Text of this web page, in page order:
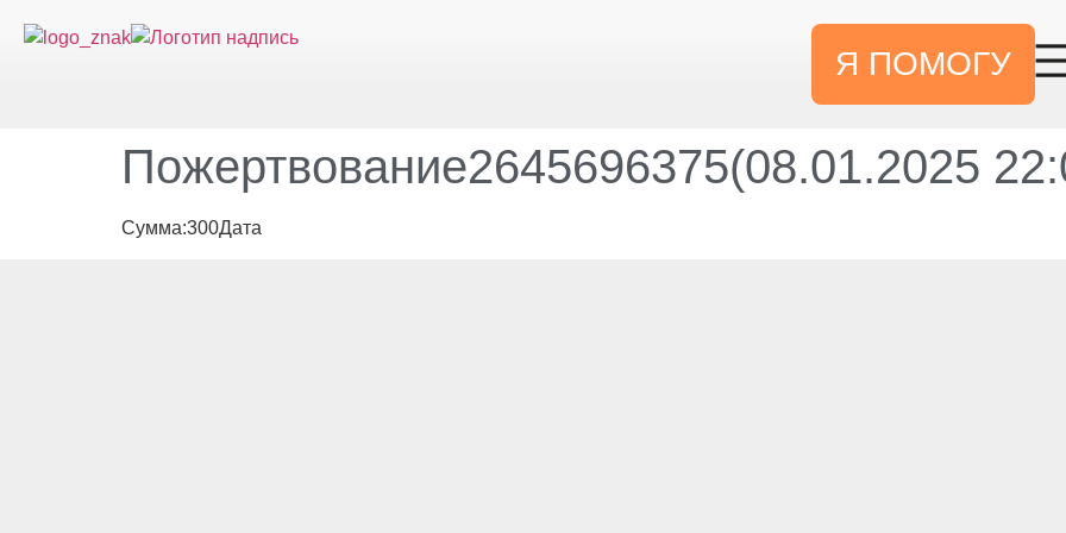
Я ПОМОГУ
Пожертвование2645696375(08.01.2025
Сумма:300Дата